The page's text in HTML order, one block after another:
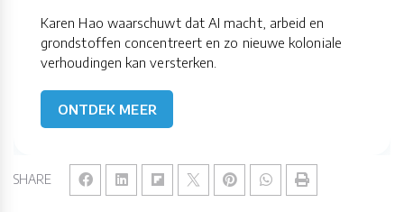
SHARE
Karen Hao waarschuwt dat AI macht, arbeid en
grondstoffen concentreert en zo nieuwe koloniale
verhoudingen kan versterken.
ONTDEK MEER